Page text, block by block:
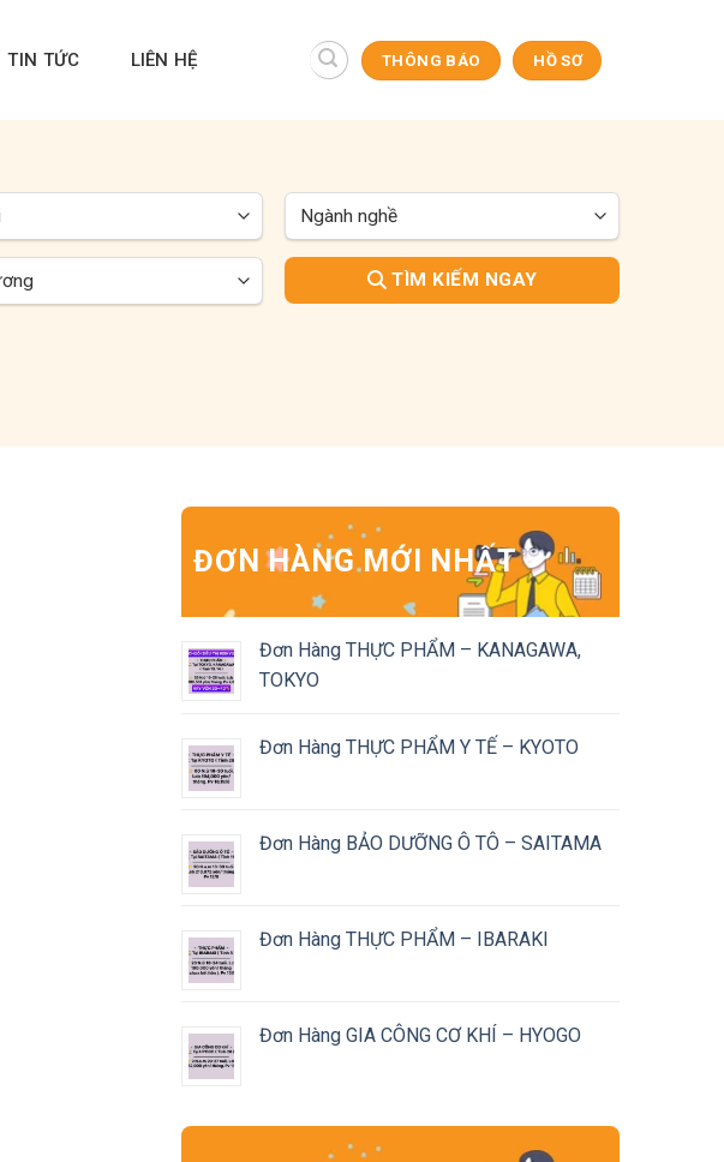
TIN TỨC LIÊN HỆ THÔNG BÁO HỒ SƠ
TÌM KIẾM NGAY
ĐƠN HÀNG MỚI NHẤT
Đơn Hàng THỰC PHẨM – KANAGAWA,
TOKYO
Đơn Hàng THỰC PHẨM Y TẾ – KYOTO
Đơn Hàng BẢO DƯỠNG Ô TÔ – SAITAMA
Đơn Hàng THỰC PHẨM – IBARAKI
Đơn Hàng GIA CÔNG CƠ KHÍ – HYOGO